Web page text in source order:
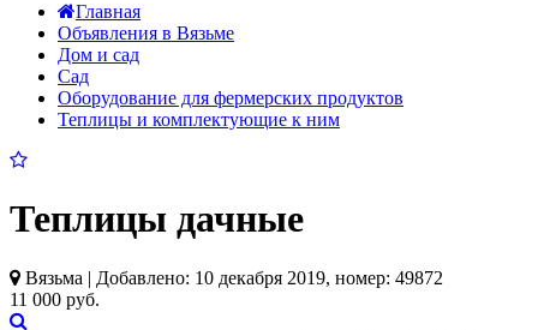
Главная
Объявления в Вязьме
Дом и сад
Сад
Оборудование для фермерских продуктов
Теплицы и комплектующие к ним
Теплицы дачные
Вязьма | Добавлено: 10 декабря 2019, номер: 49872
11 000 руб.